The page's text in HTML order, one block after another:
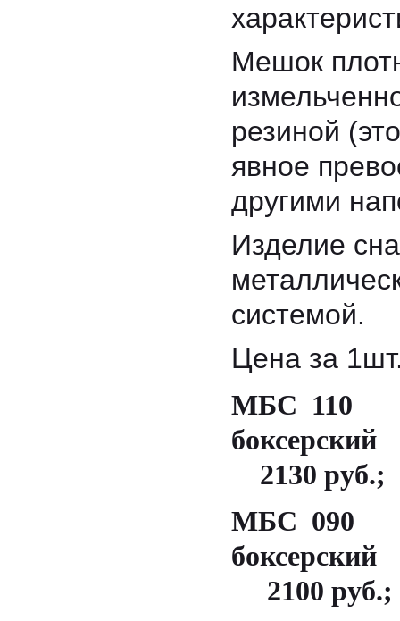
Мешок
резиной
явное
другими
Изделие
системой.
Цена за
МБС 110
2130 руб.;
МБС 090
2100 руб.;